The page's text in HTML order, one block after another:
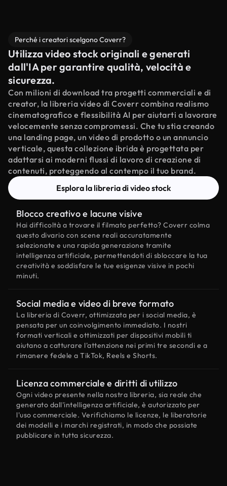
Perché i creatori scelgono Coverr?
Utilizza video stock originali e generati
dall'IA per garantire qualità, velocità e
sicurezza.
Con milioni di download tra progetti commerciali e di
creator, la libreria video di Coverr combina realismo
cinematografico e flessibilità AI per aiutarti a lavorare
velocemente senza compromessi. Che tu stia creando
una landing page, un video di prodotto o un annuncio
verticale, questa collezione ibrida è progettata per
adattarsi ai moderni flussi di lavoro di creazione di
contenuti, proteggendo al contempo il tuo brand.
Esplora la libreria di video stock
Blocco creativo e lacune visive
Hai difficoltà a trovare il filmato perfetto? Coverr colma
questo divario con scene reali accuratamente
selezionate e una rapida generazione tramite
intelligenza artificiale, permettendoti di sbloccare la tua
creatività e soddisfare le tue esigenze visive in pochi
minuti.
Social media e video di breve formato
La libreria di Coverr, ottimizzata per i social media, è
pensata per un coinvolgimento immediato. I nostri
formati verticali e ottimizzati per dispositivi mobili ti
aiutano a catturare l'attenzione nei primi tre secondi e a
rimanere fedele a TikTok, Reels e Shorts.
Licenza commerciale e diritti di utilizzo
Ogni video presente nella nostra libreria, sia reale che
generato dall'intelligenza artificiale, è autorizzato per
l'uso commerciale. Verifichiamo le licenze, le liberatorie
dei modelli e i marchi registrati, in modo che possiate
pubblicare in tutta sicurezza.